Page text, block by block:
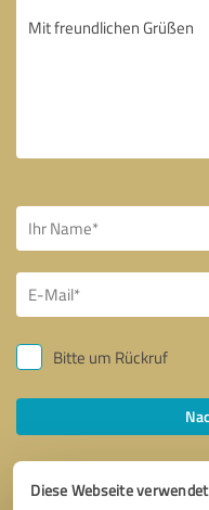
Diese Webseite
Bitte um Rückruf
Ich stimme den